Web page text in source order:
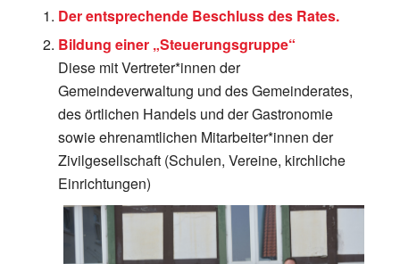
Der entsprechende Beschluss des Rates.
Bildung einer „Steuerungsgruppe“
Diese mit Vertreter*innen der
Gemeindeverwaltung und des Gemeinderates,
des örtlichen Handels und der Gastronomie
sowie ehrenamtlichen Mitarbeiter*innen der
Zivilgesellschaft (Schulen, Vereine, kirchliche
Einrichtungen)